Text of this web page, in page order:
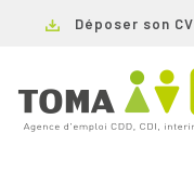
Déposer son CV